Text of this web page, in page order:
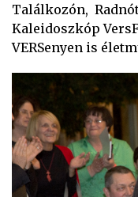
Találkozón,
Kaleidoszkóp
VERSenyen is